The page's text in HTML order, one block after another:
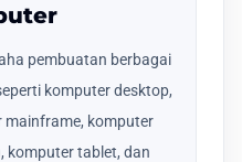
pembuatan berbagai
komputer desktop,
mainframe, komputer
komputer tablet, dan